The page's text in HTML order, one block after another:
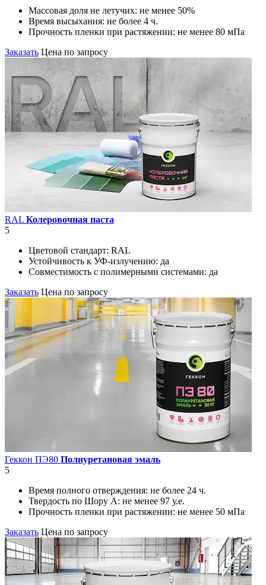
Массовая доля не летучих: не менее 50%
Время высыхания: не более 4 ч.
Прочность пленки при растяжении: не менее 80 мПа
Заказать Цена по запросу
RAL Колеровочная паста
5
Цветовой стандарт: RAL
Устойчивость к УФ-излучению: да
Совместимость с полимерными системами: да
Заказать Цена по запросу
Геккон ПЭ80 Полиуретановая эмаль
5
Время полного отверждения: не более 24 ч.
Твердость по Шору А: не менее 97 у.е.
Прочность пленки при растяжении: не менее 50 мПа
Заказать Цена по запросу